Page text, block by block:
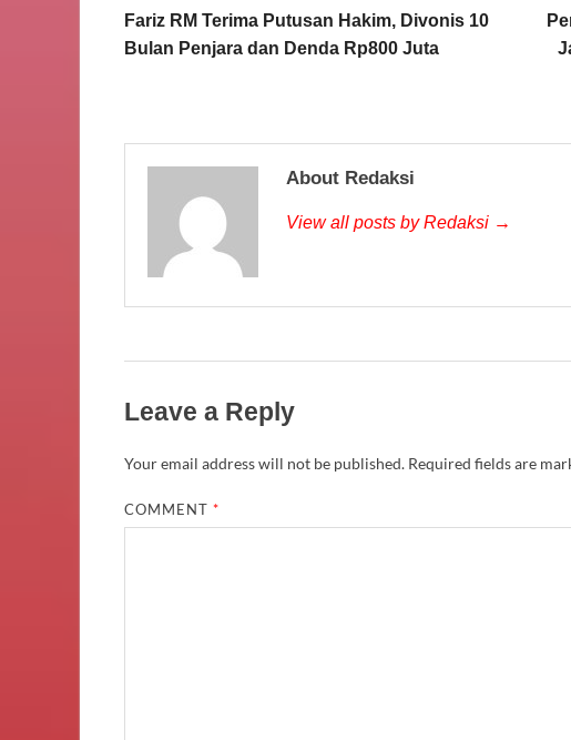
Fariz RM Terima Putusan Hakim, Divonis 10
Bulan Penjara dan Denda Rp800 Juta
About Redaksi
View all posts by Redaksi →
Leave a Reply
Your email address will not be published. Required fields are
COMMENT*